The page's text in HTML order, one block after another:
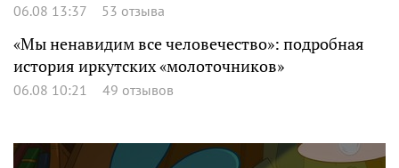
06.08 13:37 53 отзыва
«Мы ненавидим все человечество»: подробная
история иркутских «молоточников»
06.08 10:21 49 отзывов